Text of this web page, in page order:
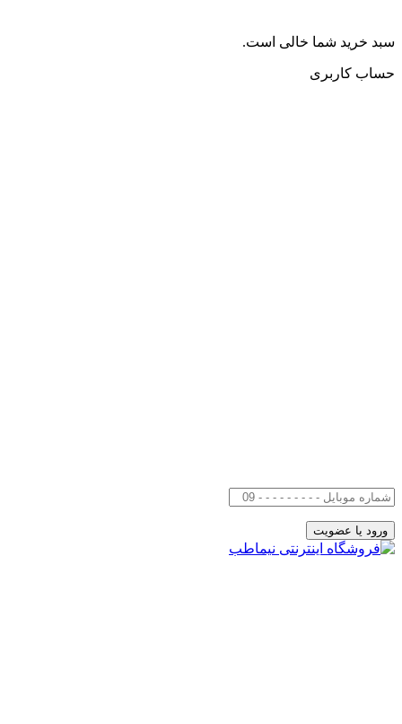
سبد خرید شما خالی است.
حساب کاربری